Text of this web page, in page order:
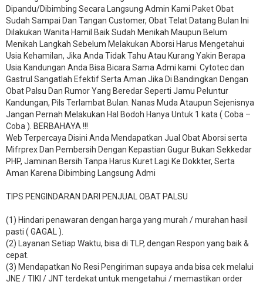
Dipandu/Dibimbing Secara Langsung Admin Kami Paket Obat
Sudah Sampai Dan Tangan Customer, Obat Telat Datang Bulan Ini
Dilakukan Wanita Hamil Baik Sudah Menikah Maupun Belum
Menikah Langkah Sebelum Melakukan Aborsi Harus Mengetahui
Usia Kehamilan, Jika Anda Tidak Tahu Atau Kurang Yakin Berapa
Usia Kandungan Anda Bisa Bicara Sama Admi kami. Cytotec dan
Gastrul Sangatlah Efektif Serta Aman Jika Di Bandingkan Dengan
Obat Palsu Dan Rumor Yang Beredar Seperti Jamu Peluntur
Kandungan, Pils Terlambat Bulan. Nanas Muda Ataupun Sejenisnya
Jangan Pernah Melakukan Hal Bodoh Hanya Untuk 1 kata ( Coba –
Coba ). BERBAHAYA !!!
Web Terpercaya Disini Anda Mendapatkan Jual Obat Aborsi serta
Mifrprex Dan Pembersih Dengan Kepastian Gugur Bukan Sekkedar
PHP, Jaminan Bersih Tanpa Harus Kuret Lagi Ke Dokkter, Serta
Aman Karena Dibimbing Langsung Admi
TIPS PENGINDARAN DARI PENJUAL OBAT PALSU
(1) Hindari penawaran dengan harga yang murah / murahan hasil
pasti ( GAGAL ).
(2) Layanan Setiap Waktu, bisa di TLP, dengan Respon yang baik &
cepat.
(3) Mendapatkan No Resi Pengiriman supaya anda bisa cek melalui
JNE / TIKI / JNT terdekat untuk mengetahui / memastikan order